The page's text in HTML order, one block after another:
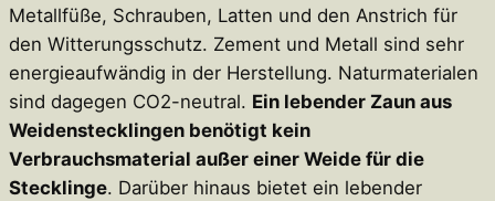
Metallfüße, Schrauben, Latten und den Anstrich für
den Witterungsschutz. Zement und Metall sind sehr
energieaufwändig in der Herstellung. Naturmaterialen
sind dagegen CO2-neutral. Ein lebender Zaun aus
Weidenstecklingen benötigt kein
Verbrauchsmaterial außer einer Weide für die
Stecklinge. Darüber hinaus bietet ein lebender